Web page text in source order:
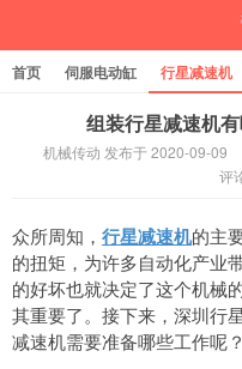
首页 伺服电动缸 行星减速机
中空旋转平台
气缸
组装行星减速机
机械传动 发布于 2020-09-09
评
众所周知， 行星减速机的主
的扭矩，为许多自动化产业
的好坏也就决定了这个机械
其重要了。接下来，深圳行
减速机需要准备哪些工作呢？